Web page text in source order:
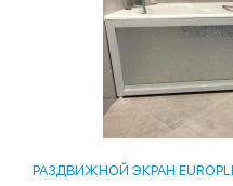
РАЗДВИЖНОЙ ЭКРАН